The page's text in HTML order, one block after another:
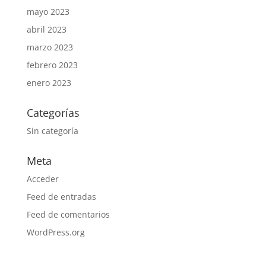
mayo 2023
abril 2023
marzo 2023
febrero 2023
enero 2023
Categorías
Sin categoría
Meta
Acceder
Feed de entradas
Feed de comentarios
WordPress.org